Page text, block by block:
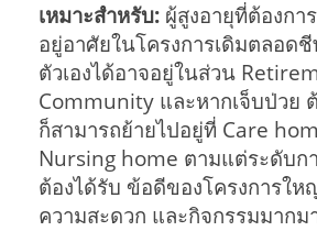
เหมาะสำหรับ: ผู้สูงอายุที่ต้องกา
อยู่อาศัยในโครงการเดิมตลอด
ตัวเองได้อาจอยู่ในส่วน
Community และหากเจ็บป่วย
ก็สามารถย้ายไปอยู่ที่ Care
Nursing home ตามแต่ระดับก
ต้องได้รับ ข้อดีของโครงการใ
ความสะดวก และกิจกรรมมากม